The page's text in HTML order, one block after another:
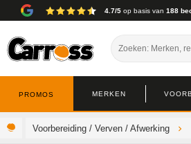
4.7/5 op basis van 188
MERKEN
PROMOS
Voorbereiding / Verven / Afwerking